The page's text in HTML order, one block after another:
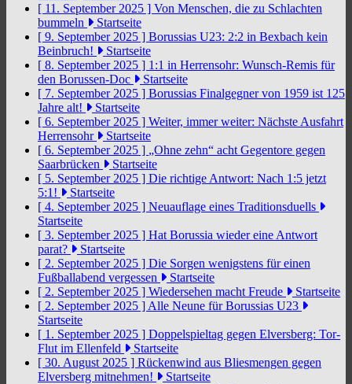
[ 11. September 2025 ] Von Menschen, die zu Schlachten
bummeln
Startseite
[ 9. September 2025 ] Borussias U23: 2:2 in Bexbach kein
Beinbruch!
Startseite
[ 8. September 2025 ] 1:1 in Herrensohr: Wunsch-Remis für
den Borussen-Doc
Startseite
[ 7. September 2025 ] Borussias Finalgegner von 1959 ist 125
Jahre alt!
Startseite
[ 6. September 2025 ] Weiter, immer weiter: Nächste Ausfahrt
Herrensohr
Startseite
[ 6. September 2025 ] „Ohne zehn“ acht Gegentore gegen
Saarbrücken
Startseite
[ 5. September 2025 ] Die richtige Antwort: Nach 1:5 jetzt
5:1!
Startseite
[ 4. September 2025 ] Neuauflage eines Traditionsduells
Startseite
[ 3. September 2025 ] Hat Borussia wieder eine Antwort
parat?
Startseite
[ 2. September 2025 ] Die Sorgen wenigstens für einen
Fußballabend vergessen
Startseite
[ 2. September 2025 ] Wiedersehen macht Freude
Startseite
[ 2. September 2025 ] Alle Neune für Borussias U23
Startseite
[ 1. September 2025 ] Doppelspieltag gegen Elversberg: Tor-
Flut im Ellenfeld
Startseite
[ 30. August 2025 ] Rückenwind aus Bliesmengen gegen
Elversberg mitnehmen!
Startseite